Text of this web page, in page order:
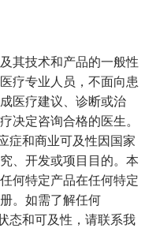
其技术和产品的一般性
疗专业人员，不面向患
医疗建议、诊断或治
决定咨询合格的医生。
症和商业可及性因国家
、开发或项目目的。本
何特定产品在任何特定
。如需了解任何
态和可及性，请联系我